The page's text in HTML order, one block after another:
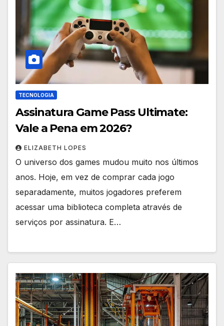
TECNOLOGIA
Assinatura Game Pass Ultimate:
Vale a Pena em 2026?
ELIZABETH LOPES
O universo dos games mudou muito nos últimos
anos. Hoje, em vez de comprar cada jogo
separadamente, muitos jogadores preferem
acessar uma biblioteca completa através de
serviços por assinatura. E…